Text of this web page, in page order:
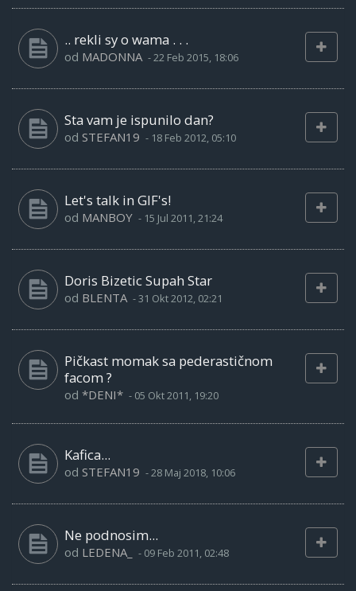
.. rekli sy o wama . . .
od MADONNA -22 Feb 2015, 18:06
Sta vam je ispunilo dan?
od STEFAN19 - 18 Feb 2012, 05:10
Let's talk in GIF's!
od MANBOY - 15 Jul 2011, 21:24
Doris Bizetic Supah Star
od BLENTA -31 Okt 2012, 02:21
Pičkast momak sa pederastičnom
facom ?
od *DENI* - 05 Okt 2011, 19:20
Kafica...
od STEFAN19 -28 Maj 2018, 10:06
Ne podnosim...
od LEDENA_ - 09 Feb 2011, 02:48